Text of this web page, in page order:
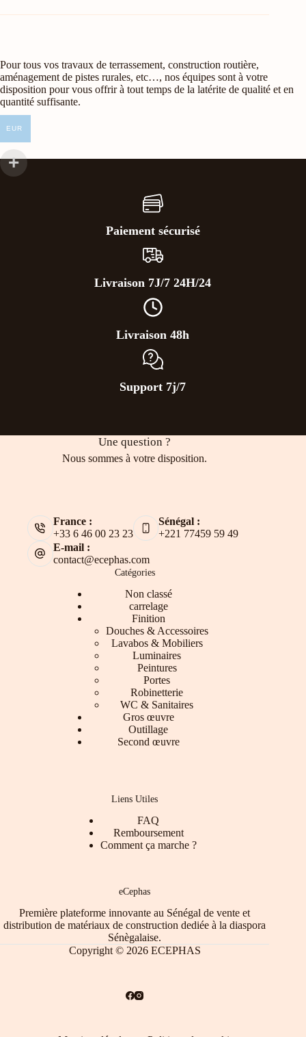
Pour tous vos travaux de terrassement, construction routière,
aménagement de pistes rurales, etc…, nos équipes sont à votre
disposition pour vous offrir à tout temps de la latérite de qualité et en
quantité suffisante.
Paiement sécurisé
Livraison 7J/7 24H/24
Livraison 48h
Support 7j/7
Une question ?
Nous sommes à votre disposition.
France :
+33 6 46 00 23 23
Sénégal :
+221 77459 59 49
E-mail :
contact@ecephas.com
Catégories
Non classé
carrelage
Finition
Douches & Accessoires
Lavabos & Mobiliers
Luminaires
Peintures
Portes
Robinetterie
WC & Sanitaires
Gros œuvre
Outillage
Second œuvre
Liens Utiles
FAQ
Remboursement
Comment ça marche ?
eCephas
Première plateforme innovante au Sénégal de vente et
distribution de matériaux de construction dediée à la diaspora
Sénègalaise.
Copyright © 2026 ECEPHAS
EUR